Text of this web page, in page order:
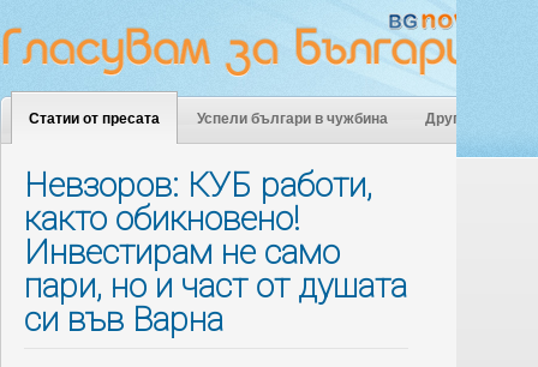
Статии от пресата Успели българи в чужбина Други
Невзоров: КУБ работи,
както обикновено!
Инвестирам не само
пари, но и част от душата
си във Варна